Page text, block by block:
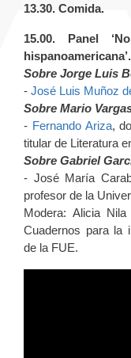
13.30. Comida.
15.00. Panel
hispanoamericana’.
Sobre Jorge Luis
- José Luis Muñoz
Sobre Mario
- Fernando Ariza,
titular de Literatura
Sobre Gabriel
- José María
profesor de la
Modera: Alicia
Cuadernos para la
de la FUE.